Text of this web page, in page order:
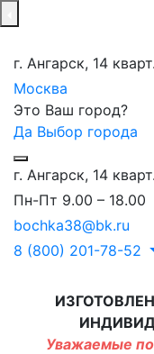
г. Ангарск, 14
Москва
Это Ваш город?
Да Выбор города
г. Ангарск, 14
Пн-Пт 9.00 – 18.00
bochka38@bk.ru
8 (800) 201-78-52
Уважаемые